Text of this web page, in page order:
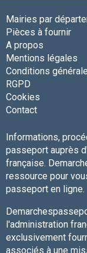
Mairies par
Pièces à fournir
A propos
Mentions légales
Conditions
RGPD
Cookies
Contact
Informations,
passeport auprès
française.
ressource pour
passeport en ligne.
l'administration
exclusivement
associés à une